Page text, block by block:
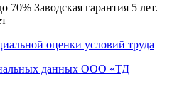
70% Заводская гарантия 5 лет.
оценки условий труда
данных ООО «ТД